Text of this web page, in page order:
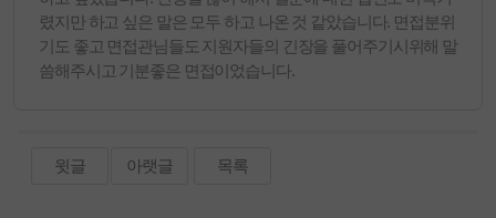
렸지만 하고 싶은 말은 모두 하고 나온 것 같았습니다. 면접분위
기도 좋고 면접관님들도 지원자들의 긴장을 풀어주기시위해 말
씀해주시고 기분좋은 면접이었습니다.
윗글 아랫글 목록